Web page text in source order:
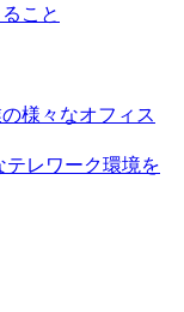
こと
様々なオフィス
レワーク環境を